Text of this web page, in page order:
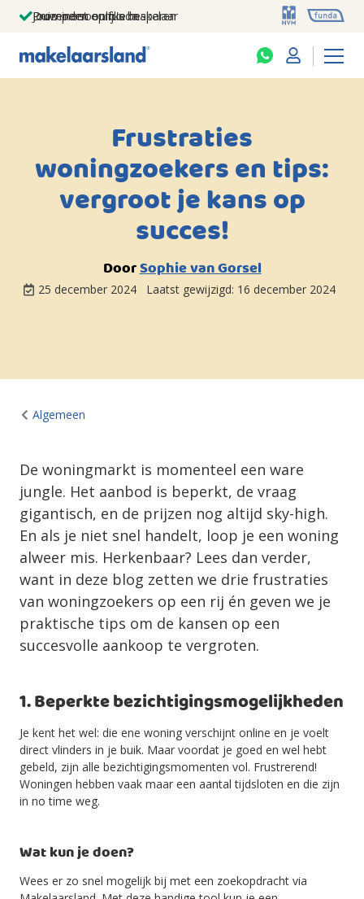
Jouw persoonlijke makelaar
Duizenden euro's besparen
Prominent op funda
Frustraties
woningzoekers en tips:
vergroot je kans op
succes!
DoorSophie van Gorsel
25 december 2024 Laatst gewijzigd: 16 december 2024
Algemeen
De woningmarkt is momenteel een ware
jungle. Het aanbod is beperkt, de vraag
gigantisch, en de prijzen nog altijd sky-high.
En als je niet snel handelt, loop je een woning
alweer mis. Herkenbaar? Lees dan verder,
want in deze blog zetten we drie frustraties
van woningzoekers op een rij én geven we je
praktische tips om de kansen op een
succesvolle aankoop te vergroten.
1. Beperkte bezichtigingsmogelijkheden
Je kent het wel: die ene woning verschijnt online en je voelt
direct vlinders in je buik. Maar voordat je goed en wel hebt
gebeld, zijn alle bezichtigingsmomenten vol. Frustrerend!
Woningen hebben vaak maar een aantal tijdsloten en die zijn
in no time weg.
Wat kun je doen?
Wees er zo snel mogelijk bij met een zoekopdracht via